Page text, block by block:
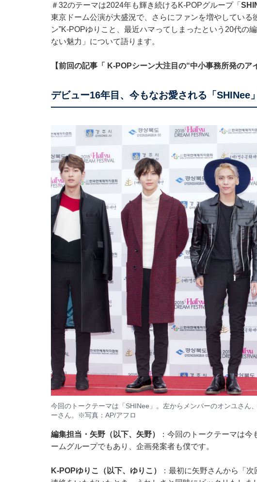
＃32のテーマは2024年も輝き続けるK-POPグループ「
東京ドーム公演が大盛況で、さらにファンを増やしている
ン”K-POPゆりこと、最近ハマってしまったという20代の
ない魅力」について語ります。
【前回の記事「 K-POPシーン大注目の“中小事務所発の
デビュー16年目、今もなお愛される「SHINee
今回のトークテーマは「SHINee」。左からメンバーのオンユさん
ーさん。※写真：AP/アフロ
編集担当・矢野（以下、矢野）
：今回のトークテーマは
ームグループでもあり、企画発案者も僕です。
K-POPゆりこ（以下、ゆりこ）
：最初に矢野さんから「